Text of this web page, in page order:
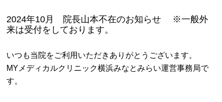
2024年10月 院長山本不在のお知らせ ※一般外
来は受付をしております。
いつも当院をご利用いただきありがとうございます。
MYメディカルクリニック横浜みなとみらい運営事務局で
す。